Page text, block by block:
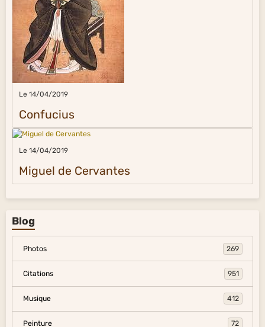
Le 14/04/2019
Confucius
Le 14/04/2019
Miguel de Cervantes
Blog
Photos 269
Citations 951
Musique 412
Peinture 72